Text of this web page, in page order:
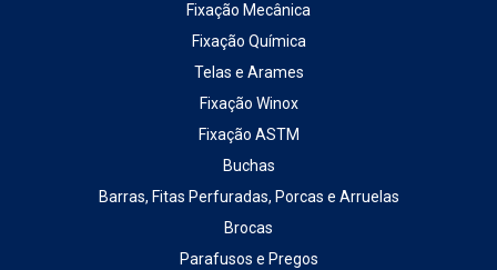
Fixação Mecânica
Fixação Química
Telas e Arames
Fixação Winox
Fixação ASTM
Buchas
Barras, Fitas Perfuradas, Porcas e Arruelas
Brocas
Parafusos e Pregos